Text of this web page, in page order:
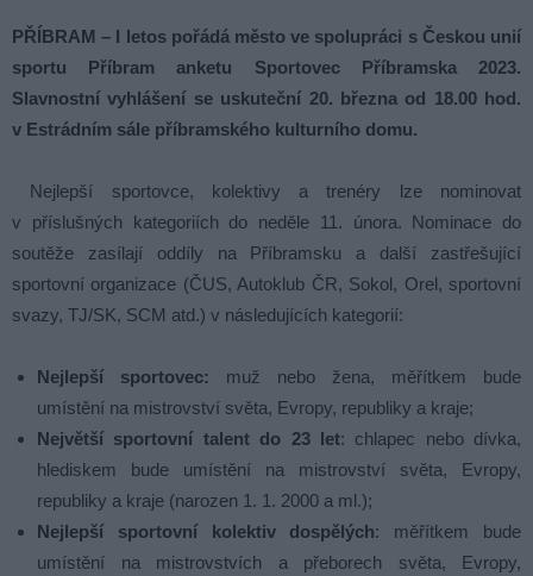
PŘÍBRAM – I letos pořádá město ve spolupráci s Českou unií
sportu Příbram anketu Sportovec Příbramska 2023.
Slavnostní vyhlášení se uskuteční 20. března od 18.00 hod.
v Estrádním sále příbramského kulturního domu.
Nejlepší sportovce, kolektivy a trenéry lze nominovat
v příslušných kategoriích do neděle 11. února. Nominace do
soutěže zasílají oddíly na Příbramsku a další zastřešující
sportovní organizace (ČUS, Autoklub ČR, Sokol, Orel, sportovní
svazy, TJ/SK, SCM atd.) v následujících kategorií:
Nejlepší sportovec: muž nebo žena, měřítkem bude
umístění na mistrovství světa, Evropy, republiky a kraje;
Největší sportovní talent do 23 let: chlapec nebo dívka,
hlediskem bude umístění na mistrovství světa, Evropy,
republiky a kraje (narozen 1. 1. 2000 a ml.);
Nejlepší sportovní kolektiv dospělých: měřítkem bude
umístění na mistrovstvích a přeborech světa, Evropy,